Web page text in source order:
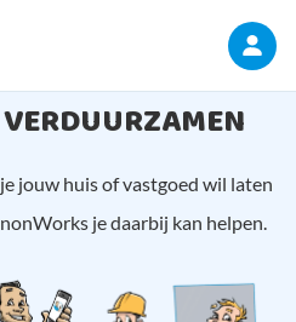
jouw huis of vastgoed wil laten
je daarbij kan helpen.